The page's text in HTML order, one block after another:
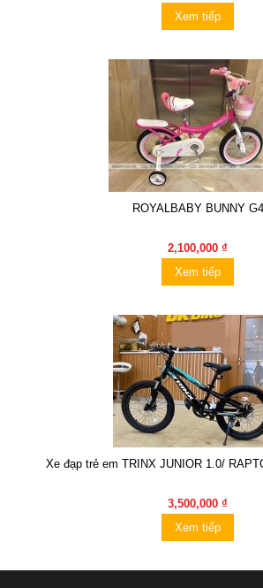
Xem tiếp
ROYALBABY BUNNY G4
2,100,000 ₫
Xem tiếp
Xe đạp trẻ em TRINX JUNIOR 1.0/
3,500,000 ₫
Xem tiếp